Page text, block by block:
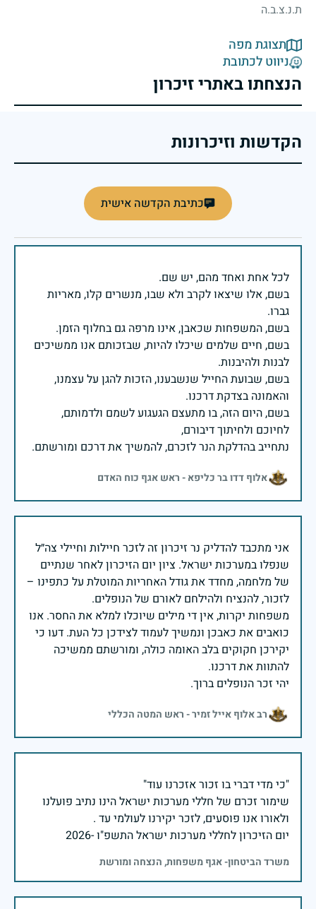
ת.נ.צ.ב.ה
תצוגת מפה
ניווט לכתובת
הנצחתו באתרי זיכרון
הקדשות וזיכרונות
כתיבת הקדשה אישית
בשם, אלו שיצאו לקרב ולא שבו, מנשרים קלו, מאריות
בשם, חיים שלמים שיכלו להיות, שבזכותם אנו ממשיכים
בשם, שבועת החייל שנשבענו, הזכות להגן על עצמנו,
בשם, היום הזה, בו מתעצם הגעגוע לשמם ולדמותם,
נתחייב בהדלקת הנר לזכרם, להמשיך את דרכם ומורשתם.
אלוף דדו בר כליפא - ראש אגף כוח האדם
אני מתכבד להדליק נר זיכרון זה לזכר חיילות וחיילי צה״ל
שנפלו במערכות ישראל. ציון יום הזיכרון לאחר שנתיים
של מלחמה, מחדד את גודל האחריות המוטלת על כתפינו –
משפחות יקרות, אין די מילים שיוכלו למלא את החסר. אנו
כואבים את כאבכן ונמשיך לעמוד לצידכן כל העת. דעו כי
יקירכן חקוקים בלב האומה כולה, ומורשתם ממשיכה
יהי זכר הנופלים ברוך.
רב אלוף אייל זמיר - ראש המטה הכללי
שימור זכרם של חללי מערכות ישראל הינו נתיב פועלנו
יום הזיכרון לחללי מערכות ישראל התשפ"ו -2026
משרד הביטחון- אגף משפחות, הנצחה ומורשת